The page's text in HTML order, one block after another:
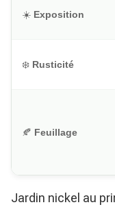
☀️ Exposition
❄️ Rusticité
🍂 Feuillage
Jardin nickel au